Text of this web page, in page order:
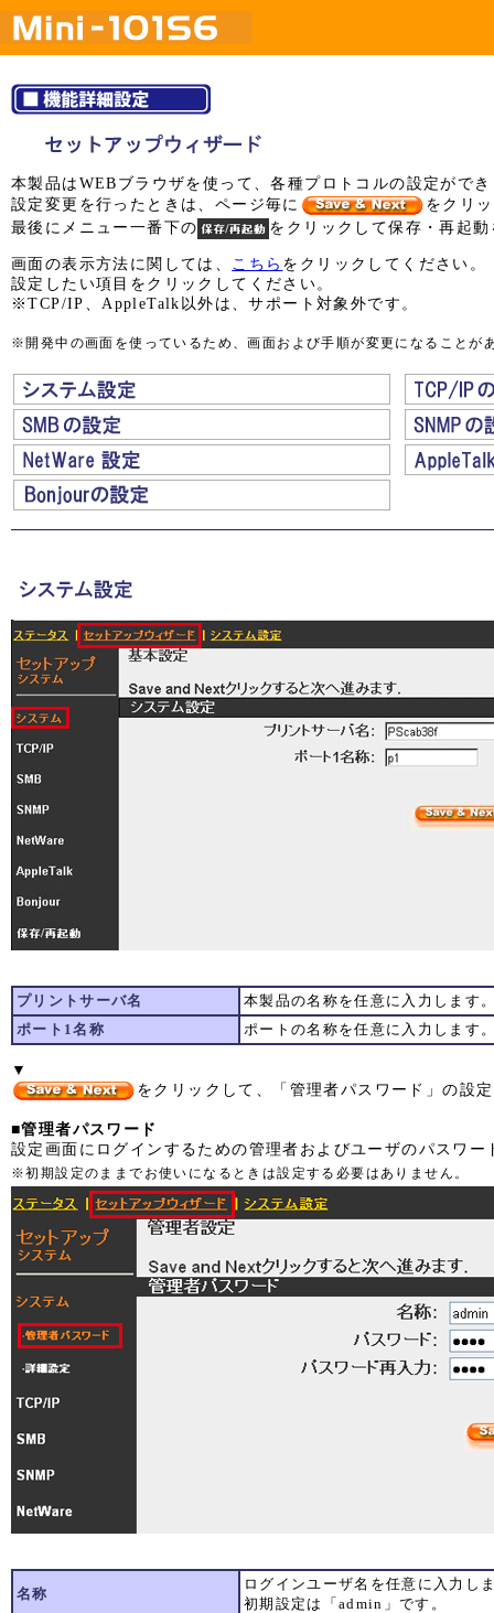
本製品はWEBブラウザを使って、各種プロトコルの設定がで
設定変更を行ったときは、ページ毎に
をクリ
最後にメニュー一番下の
をクリックして保存・再起
画面の表示方法に関しては、 こちら をクリックしてください。
設定したい項目をクリックしてください。
※TCP/IP、AppleTalk以外は、サポート対象外です。
※開発中の画面を使っているため、画面および手順が変更になることが
プリントサーバ名
本製品の名称を任意に入力します
ポート1名称
ポートの名称を任意に入力します
▼
をクリックして、「管理者パスワード」の設
■管理者パスワード
設定画面にログインするための管理者およびユーザのパスワー
※初期設定のままでお使いになるときは設定する必要はありません。
名称
ログインユーザ名を任意に入力し
初期設定は「admin」です。